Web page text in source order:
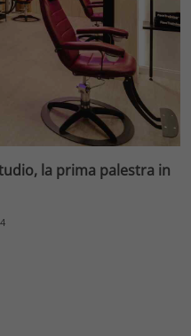
la prima palestra in